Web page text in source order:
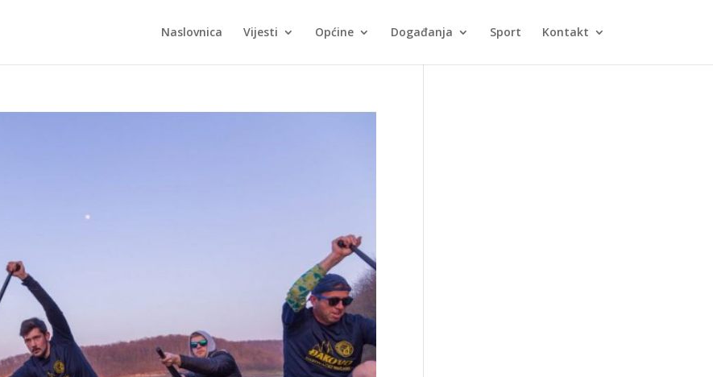
Naslovnica Vijesti Općine Događanja Sport Kontakt